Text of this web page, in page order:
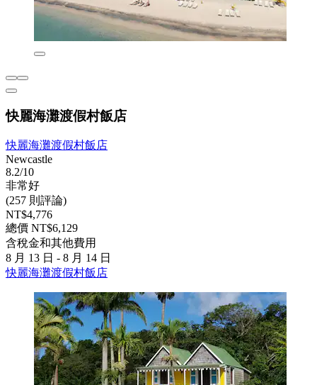
快麗海灘渡假村飯店
快麗海灘渡假村飯店
Newcastle
8.2/10
非常好
(257 則評論)
NT$4,776
總價 NT$6,129
含稅金和其他費用
8 月 13 日 - 8 月 14 日
快麗海灘渡假村飯店